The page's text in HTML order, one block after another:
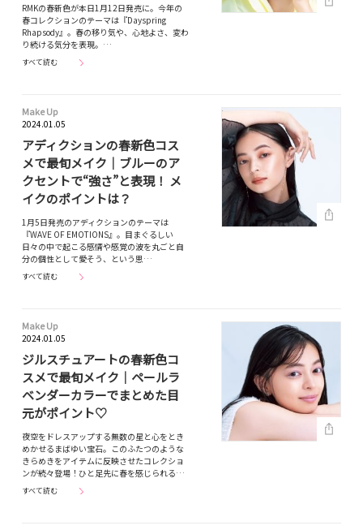
RMKの春新色が本日1月12日発売に。今年の
春コレクションのテーマは『Dayspring
Rhapsody』。春の移り気や、心地よさ、変わ
り続ける気分を表現。…
すべて読む
Make Up
2024.01.05
アディクションの春新色コス
メで最旬メイク｜ブルーのア
クセントで“強さ”と表現！ メ
イクのポイントは？
1月5日発売のアディクションのテーマは
『WAVE OF EMOTIONS』。目まぐるしい
日々の中で起こる感情や感覚の波を丸ごと自
分の個性として愛そう、という思…
すべて読む
Make Up
2024.01.05
ジルスチュアートの春新色コ
スメで最旬メイク｜ペールラ
ベンダーカラーでまとめた目
元がポイント♡
夜空をドレスアップする無数の星と心をとき
めかせるまばゆい宝石。このふたつのような
きらめきをアイテムに反映させたコレクショ
ンが続々登場！ひと足先に春を感じられる…
すべて読む